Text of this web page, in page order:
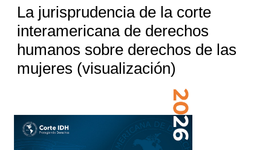
AMJA
La jurisprudencia de la corte
interamericana de derechos
humanos sobre derechos de las
mujeres (visualización)